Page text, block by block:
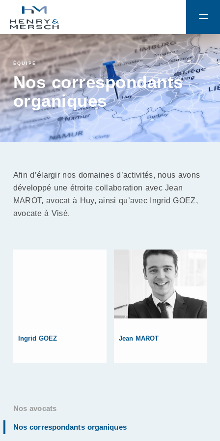
ÉQUIPE
Nos correspondants
organiques
Afin d’élargir nos domaines d’activités, nous avons
développé une étroite collaboration avec Jean
MAROT, avocat à Huy, ainsi qu’avec Ingrid GOEZ,
avocate à Visé.
Ingrid GOEZ Jean MAROT
Nos avocats
Nos correspondants organiques